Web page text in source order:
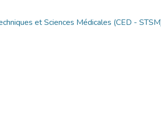
et Sciences Médicales (CED -